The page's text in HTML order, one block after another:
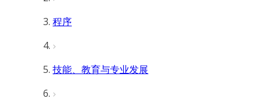
程序
技能、教育与专业发展